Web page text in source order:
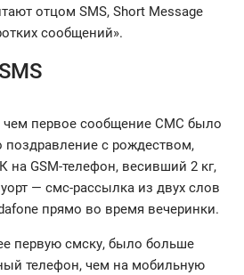
отцом SMS, Short Message
сообщений».
чем первое сообщение СМС было
с рождеством,
на GSM-телефон, весивший 2 кг,
— смс-рассылка из двух слов
прямо во время вечеринки.
первую смску, было больше
телефон, чем на мобильную